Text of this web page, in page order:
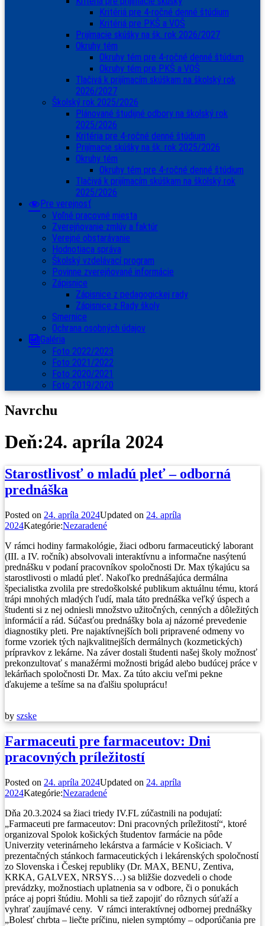
Kritériá pre 4-ročné denné štúdium
Kritériá pre PKŠ a VOŠ
Prijímacie skúšky na šk. rok 2026/2027
Okruhy tém
Okruhy tém pre 4-ročné denné štúdium
Okruhy tém pre PKŠ a VOŠ
Tlačivá k prijímacím skúškam na školský rok
2026/2027
Školský rok 2025/2026
Plánované študijné odbory na školský rok
2025/2026
Kritéria pre 4-ročné denné štúdium
Prijímacie skúšky na šk. rok 2025/2026
Okruhy tém
Okruhy tém pre 4-ročné denné štúdium
Tlačivá k prijímacím skúškam na školský rok
2025/2026
Pre verejnosť
Voľné pracovné miesta
Zverejňovanie zmlúv a faktúr
Verejné obstarávanie
Hodnotiaca správa
Školský vzdelávací program
Povinne zverejňované informácie
Zápisnice
Zápisnice z pedagogickej rady
Zápisnice z Rady školy
Smernice
Ochrana osobných údajov
Galéria
Foto 2022/2023
Foto 2021/2022
Foto 2020/2021
Foto 2019/2020
Navrchu
Deň:24. apríla 2024
Starostlivosť o mladú pleť – odborná
prednáška
Posted on 24. apríla 2024Updated on 24. apríla
2024Kategórie:Nezaradené
V rámci hodiny farmakológie, žiaci odboru farmaceutický laborant
(III. a IV. ročník) absolvovali interaktívnu a informačne nasýtenú
prednášku v podaní pracovníkov spoločnosti Dr. Max týkajúcu sa
starostlivosti o mladú pleť. Nakoľko prednášajúca dermálna
špecialistka zvolila pre stredoškolské publikum aktuálnu tému, ktorá
trápi mnohých mladých ľudí, mala táto prednáška veľký úspech a
študenti si z nej odniesli množstvo užitočných, cenných a dôležitých
informácií a rád. Súčasťou prednášky bola aj názorné prevedenie
diagnostiky pleti. Pre najaktívnejších boli pripravené odmeny vo
forme vzoriek tých najkvalitnejších dermálnych (kozmetických)
prípravkov z lekárne. Na záver dostali študenti našej školy možnosť
prekonzultovať s manažérmi možnosti brigád alebo budúcej práce v
lekárňach spoločnosti Dr. Max. Za túto akciu veľmi pekne
ďakujeme a tešíme sa na ďalšiu spoluprácu!
by szske
Farmaceuti pre farmaceutov: Dni
pracovných príležitostí
Posted on 24. apríla 2024Updated on 24. apríla
2024Kategórie:Nezaradené
Dňa 20.3.2024 sa žiaci triedy IV.FL zúčastnili na podujatí:
„Farmaceuti pre farmaceutov: Dni pracovných príležitostí“, ktoré
organizoval Spolok košických študentov farmácie na pôde
Univerzity veterinárneho lekárstva a farmácie v Košiciach. V
prezentačných stánkoch farmaceutických i lekárenských spoločností
zo Slovenska i Českej republiky (Dr. MAX, BENU, Zentiva,
KRKA, GALVEX, NRSYS…) sa bližšie dozvedeli o chode
prevádzky, možnostiach uplatnenia sa v odbore, či o ponukách
práce aj popri štúdiu. Mohli sa tiež zapojiť do rôznych súťaží a
vyhrať zaujímavé ceny. V rámci interaktívnej odbornej prednášky
„Bolesť chrbta – liečte príčinu, nielen symptómy – odporúčania pre